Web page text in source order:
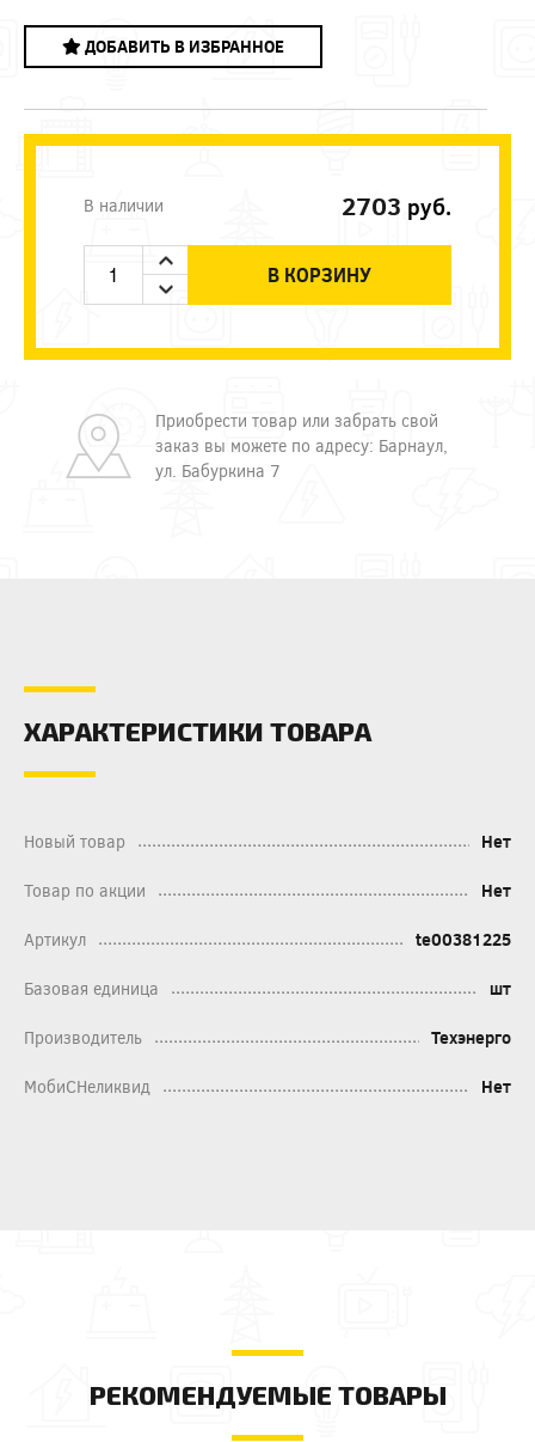
ДОБАВИТЬ В ИЗБРАННОЕ
В наличии 2703 руб.
В КОРЗИНУ
Приобрести товар или забрать свой
заказ вы можете по адресу: Барнаул,
ул. Бабуркина 7
ХАРАКТЕРИСТИКИ ТОВАРА
Новый товар Нет
Товар по акции Нет
Артикул te00381225
Базовая единица шт
Производитель Техэнерго
МобиСНеликвид Нет
РЕКОМЕНДУЕМЫЕ ТОВАРЫ